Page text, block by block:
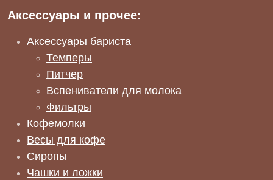
Аксессуары и прочее:
Аксессуары бариста
Темперы
Питчер
Вспениватели для молока
Фильтры
Кофемолки
Весы для кофе
Сиропы
Чашки и ложки